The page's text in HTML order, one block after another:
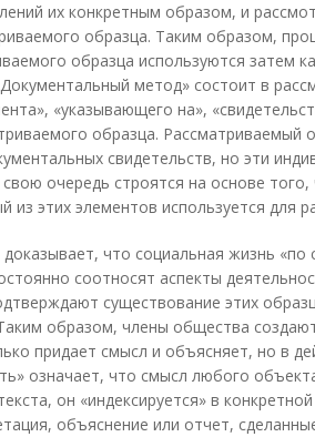
их конкретным образом, и
образца. Таким образом,
образца используются затем
метод» состоит в
«указывающего на»,
образца. Рассматриваемый
свидетельств, но эти
очередь строятся на основе того,
этих элементов используется для
что социальная жизнь «по
соотносят аспекты
существование этих
образом, члены общества
придает смысл и объясняет, но в
означает, что смысл любого
он «индексируется» в
объяснение или отчет,